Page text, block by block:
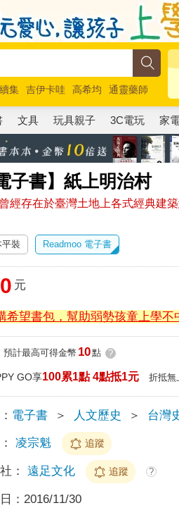
集 吉伊卡哇 高希均
通靈藥師
5 超慢跑
文具 玩具親子 3C電玩 家電
子書】紙上明治村
經存在於臺灣土地上各式經典建
平裝 Readmoo 電子書
元
希望書包，幫助弱勢孩童上學不
預計最高可得金幣 10點 ?
GO享100累1點 4點抵1元 折抵無
電子書 ＞ 人文歷史 ＞ 台灣
凌宗魁 追蹤
： 遠足文化 追蹤 ?
： 2016/11/30